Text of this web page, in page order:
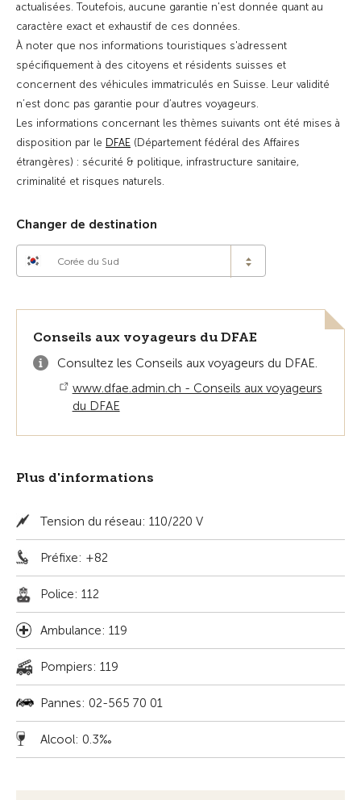
actualisées. Toutefois, aucune garantie n'est donnée quant au
caractère exact et exhaustif de ces données.
À noter que nos informations touristiques s'adressent
spécifiquement à des citoyens et résidents suisses et
concernent des véhicules immatriculés en Suisse. Leur validité
n’est donc pas garantie pour d’autres voyageurs.
Les informations concernant les thèmes suivants ont été mises à
disposition par le DFAE (Département fédéral des Affaires
étrangères) : sécurité & politique, infrastructure sanitaire,
criminalité et risques naturels.
Changer de destination
Corée du Sud
Conseils aux voyageurs du DFAE
Consultez les Conseils aux voyageurs du DFAE.
www.dfae.admin.ch - Conseils aux voyageurs
du DFAE
Plus d'informations
Tension du réseau: 110/220 V
Préfixe: +82
Police: 112
Ambulance: 119
Pompiers: 119
Pannes: 02-565 70 01
Alcool: 0.3‰